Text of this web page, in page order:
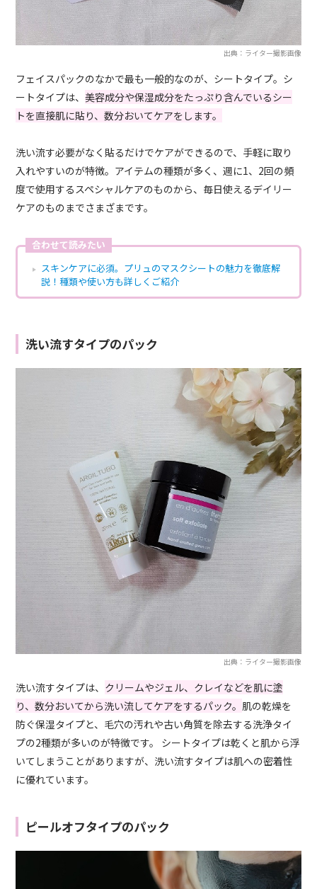
出典：ライター撮影画像
フェイスパックのなかで最も一般的なのが、シートタイプ。シ
ートタイプは、美容成分や保湿成分をたっぷり含んでいるシー
トを直接肌に貼り、数分おいてケアをします。
洗い流す必要がなく貼るだけでケアができるので、手軽に取り
入れやすいのが特徴。アイテムの種類が多く、週に1、2回の頻
度で使用するスペシャルケアのものから、毎日使えるデイリー
ケアのものまでさまざまです。
合わせて読みたい
スキンケアに必須。プリュのマスクシートの魅力を徹底解
説！種類や使い方も詳しくご紹介
洗い流すタイプのパック
出典：ライター撮影画像
洗い流すタイプは、 クリームやジェル、クレイなどを肌に塗
り、数分おいてから洗い流してケアをするパック。 肌の乾燥を
防ぐ保湿タイプと、毛穴の汚れや古い角質を除去する洗浄タイ
プの2種類が多いのが特徴です。 シートタイプは乾くと肌から浮
いてしまうことがありますが、洗い流すタイプは肌への密着性
に優れています。
ピールオフタイプのパック